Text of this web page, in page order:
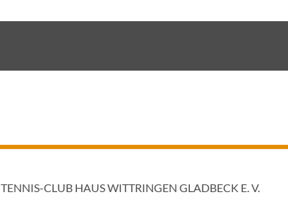
TENNIS-CLUB HAUS WITTRINGEN GLADBECK E. V.